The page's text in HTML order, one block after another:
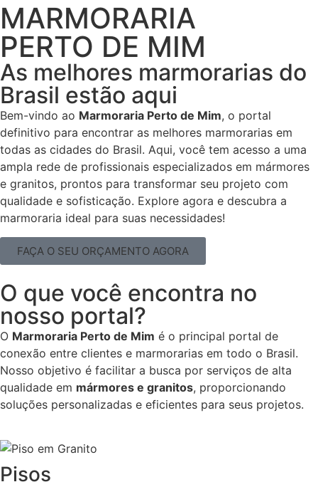
MARMORARIA
PERTO DE MIM
As melhores marmorarias do
Brasil estão aqui
Bem-vindo ao Marmoraria Perto de Mim, o portal
definitivo para encontrar as melhores marmorarias em
todas as cidades do Brasil. Aqui, você tem acesso a uma
ampla rede de profissionais especializados em mármores
e granitos, prontos para transformar seu projeto com
qualidade e sofisticação. Explore agora e descubra a
marmoraria ideal para suas necessidades!
FAÇA O SEU ORÇAMENTO AGORA
O que você encontra no
nosso portal?
O Marmoraria Perto de Mim é o principal portal de
conexão entre clientes e marmorarias em todo o Brasil.
Nosso objetivo é facilitar a busca por serviços de alta
qualidade em mármores e granitos, proporcionando
soluções personalizadas e eficientes para seus projetos.
Pisos